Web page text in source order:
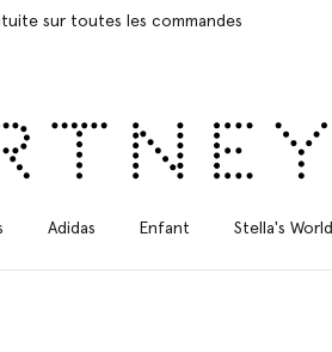
sur toutes les commandes
Adidas Enfant Stella's World